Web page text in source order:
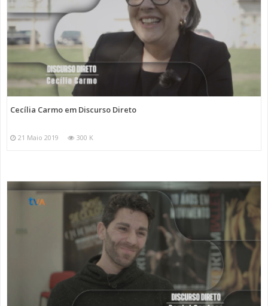
Cecília Carmo em Discurso Direto
21 Maio 2019 300 K